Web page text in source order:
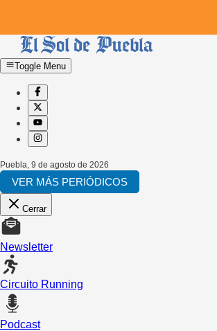
Toggle Menu
Puebla 9 de agosto de 2026
VER MÁS PERIÓDICOS
Cerrar
Newsletter
Circuito Running
Podcast